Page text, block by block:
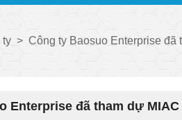
ty > Công ty Baosuo Enterprise đã
Enterprise đã tham dự MIAC